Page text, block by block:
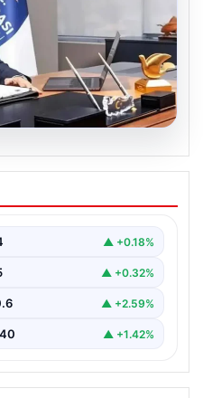
suç
gizliliği ihlal
▲ +0.18%
▲ +0.32%
▲ +2.59%
▲ +1.42%